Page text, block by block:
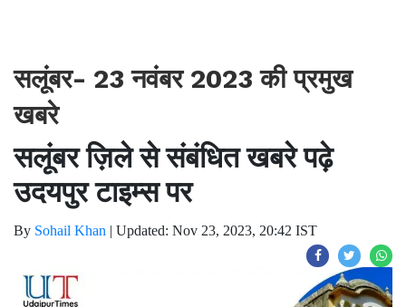
सलूंबर- 23 नवंबर 2023 की प्रमुख
खबरे
सलूंबर ज़िले से संबंधित खबरे पढ़े
उदयपुर टाइम्स पर
By Sohail Khan | Updated: Nov 23, 2023, 20:42 IST